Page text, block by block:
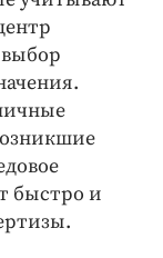
быстро и